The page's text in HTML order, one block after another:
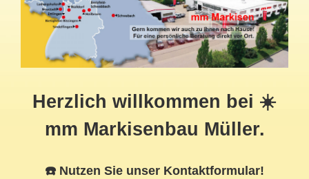
Herzlich willkommen bei ☀️
mm Markisenbau Müller.
☎️ Nutzen Sie unser Kontaktformular!